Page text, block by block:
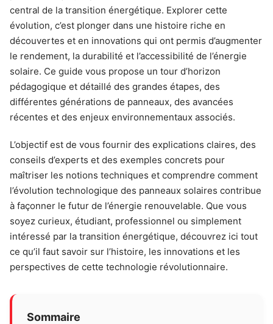
central de la transition énergétique. Explorer cette
évolution, c’est plonger dans une histoire riche en
découvertes et en innovations qui ont permis d’augmenter
le rendement, la durabilité et l’accessibilité de l’énergie
solaire. Ce guide vous propose un tour d’horizon
pédagogique et détaillé des grandes étapes, des
différentes générations de panneaux, des avancées
récentes et des enjeux environnementaux associés.
L’objectif est de vous fournir des explications claires, des
conseils d’experts et des exemples concrets pour
maîtriser les notions techniques et comprendre comment
l’évolution technologique des panneaux solaires contribue
à façonner le futur de l’énergie renouvelable. Que vous
soyez curieux, étudiant, professionnel ou simplement
intéressé par la transition énergétique, découvrez ici tout
ce qu’il faut savoir sur l’histoire, les innovations et les
perspectives de cette technologie révolutionnaire.
Sommaire